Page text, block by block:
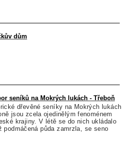
dům
seníků na Mokrých lukách - Třeboň
dřevěné seníky na Mokrých lukách u
jsou zcela ojedinělým fenoménem
krajiny. V létě se do nich ukládalo
půda zamrzla, se seno